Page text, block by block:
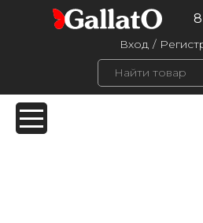
Вход /